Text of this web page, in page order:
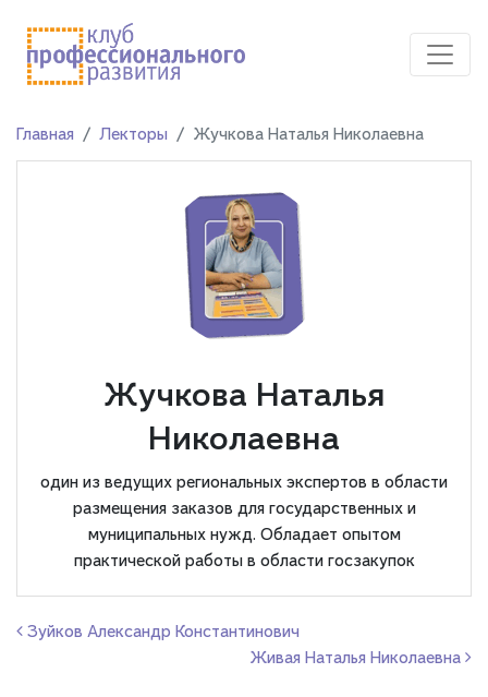
Главная Лекторы Жучкова Наталья Николаевна
Жучкова Наталья
Николаевна
один из ведущих региональных экспертов в области
размещения заказов для государственных и
муниципальных нужд. Обладает опытом
практической работы в области госзакупок
Навигация по записям
Зуйков Александр Константинович
Живая Наталья Николаевна